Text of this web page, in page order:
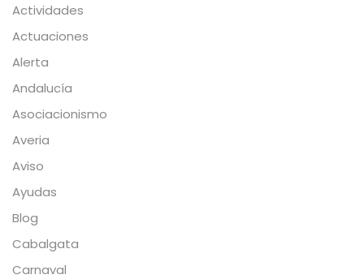
Actividades
Actuaciones
Alerta
Andalucía
Asociacionismo
Averia
Aviso
Ayudas
Blog
Cabalgata
Carnaval